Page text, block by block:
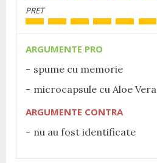
PRET
ARGUMENTE PRO
spume cu memorie
microcapsule cu Aloe Vera
ARGUMENTE CONTRA
nu au fost identificate